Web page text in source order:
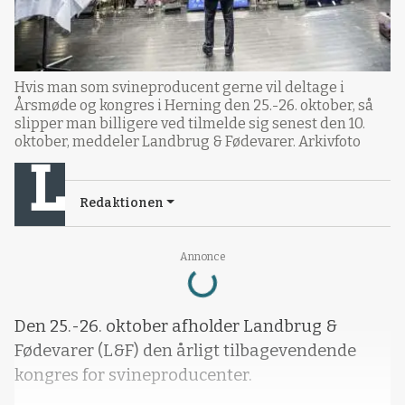
Annonce
Loading...
Hvis man som svineproducent gerne vil deltage i
Årsmøde og kongres i Herning den 25.-26. oktober, så
slipper man billigere ved tilmelde sig senest den 10.
oktober, meddeler Landbrug & Fødevarer. Arkivfoto
Redaktionen
Den 25.-26. oktober afholder Landbrug &
Fødevarer (L&F) den årligt tilbagevendende
kongres for svineproducenter.